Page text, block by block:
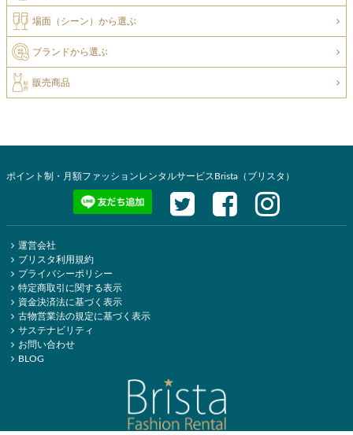
場面（シーン）から選ぶ
ブランドから選ぶ
販売商品
ポイント制・月額ファッションレンタルサービスBrista（ブリスタ）
運営会社
ブリスタ利用規約
プライバシーポリシー
特定商取引に関する表示
資金決済法に基づく表示
古物営業法の規定に基づく表示
サステナビリティ
お問い合わせ
BLOG